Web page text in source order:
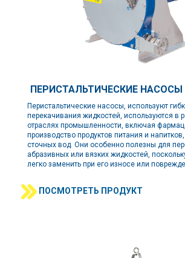
ПЕРИСТАЛЬТИЧЕСКИЕ НАСОСЫ
Перистальтические насосы, используют
перекачивания жидкостей, используются в
отраслях промышленности, включая
производство продуктов питания и
сточных вод. Они особенно полезны для
абразивных или вязких жидкостей,
легко заменить при его износе или
ПОСМОТРЕТЬ ПРОДУКТ